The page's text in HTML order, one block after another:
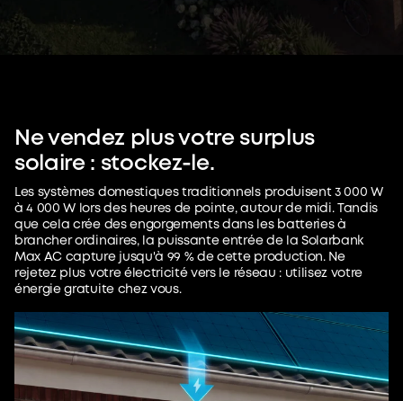
Ne vendez plus votre surplus
solaire : stockez-le.
Les systèmes domestiques traditionnels produisent 3 000 W
à 4 000 W lors des heures de pointe, autour de midi. Tandis
que cela crée des engorgements dans les batteries à
brancher ordinaires, la puissante entrée de la Solarbank
Max AC capture jusqu'à 99 % de cette production. Ne
rejetez plus votre électricité vers le réseau : utilisez votre
énergie gratuite chez vous.